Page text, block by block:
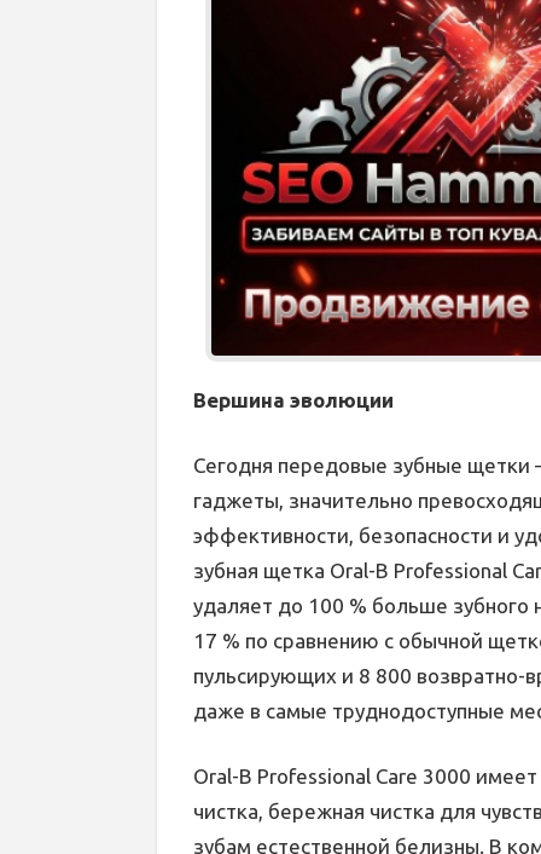
Вершина эволюции
Сегодня передовые зубные
гаджеты, значительно
эффективности, безопасности и
зубная щетка Oral-B Professional
удаляет до 100 % больше зубного
17 % по сравнению с обычной
пульсирующих и 8 800 возвратно-
даже в самые труднодоступные
Oral-B Professional Care 3000
чистка, бережная чистка для
зубам естественной белизны. В